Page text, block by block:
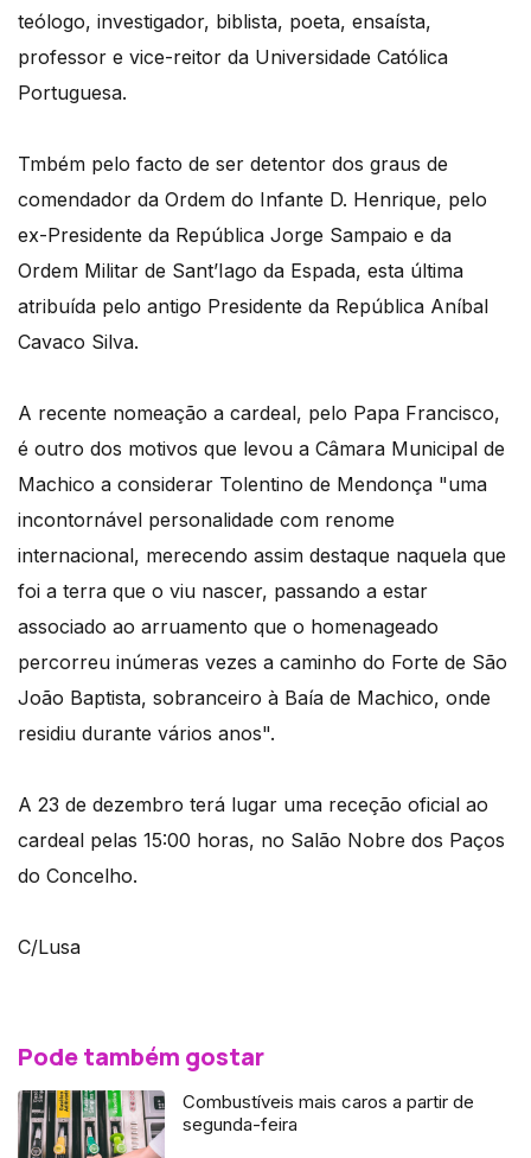
teólogo, investigador, biblista, poeta, ensaísta,
professor e vice-reitor da Universidade Católica
Portuguesa.
Tmbém pelo facto de ser detentor dos graus de
comendador da Ordem do Infante D. Henrique, pelo
ex-Presidente da República Jorge Sampaio e da
Ordem Militar de Sant’Iago da Espada, esta última
atribuída pelo antigo Presidente da República Aníbal
Cavaco Silva.
A recente nomeação a cardeal, pelo Papa Francisco,
é outro dos motivos que levou a Câmara Municipal de
Machico a considerar Tolentino de Mendonça "uma
incontornável personalidade com renome
internacional, merecendo assim destaque naquela que
foi a terra que o viu nascer, passando a estar
associado ao arruamento que o homenageado
percorreu inúmeras vezes a caminho do Forte de São
João Baptista, sobranceiro à Baía de Machico, onde
residiu durante vários anos".
A 23 de dezembro terá lugar uma receção oficial ao
cardeal pelas 15:00 horas, no Salão Nobre dos Paços
do Concelho.
C/Lusa
Pode também gostar
Combustíveis mais caros a partir de
segunda-feira